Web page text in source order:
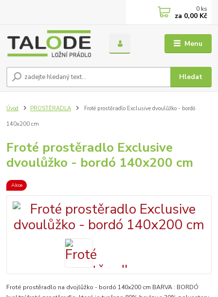
Menu
Hledat
0 ks
za 0,00 Kč
Úvod PROSTĚRADLA Froté prostěradlo Exclusive dvoulůžko - bordó
140x200 cm
Froté prostěradlo Exclusive
dvoulůžko - bordó 140x200 cm
Akce
Froté prostěradlo na dvojlůžko - bordó 140x200 cm BARVA : BORDÓ